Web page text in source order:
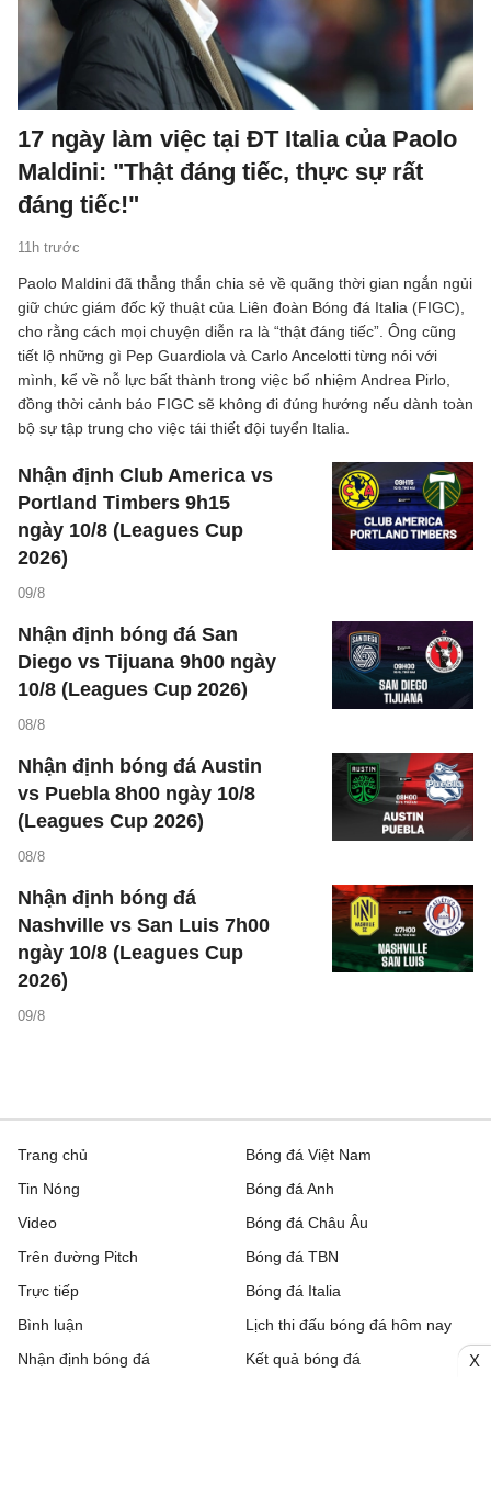
17 ngày làm việc tại ĐT Italia của Paolo
Maldini: "Thật đáng tiếc, thực sự rất
đáng tiếc!"
11h trước
Paolo Maldini đã thẳng thắn chia sẻ về quãng thời gian ngắn ngủi
giữ chức giám đốc kỹ thuật của Liên đoàn Bóng đá Italia (FIGC),
cho rằng cách mọi chuyện diễn ra là “thật đáng tiếc”. Ông cũng
tiết lộ những gì Pep Guardiola và Carlo Ancelotti từng nói với
mình, kể về nỗ lực bất thành trong việc bổ nhiệm Andrea Pirlo,
đồng thời cảnh báo FIGC sẽ không đi đúng hướng nếu dành toàn
bộ sự tập trung cho việc tái thiết đội tuyển Italia.
Nhận định Club America vs
Portland Timbers 9h15
ngày 10/8 (Leagues Cup
2026)
09/8
Nhận định bóng đá San
Diego vs Tijuana 9h00 ngày
10/8 (Leagues Cup 2026)
08/8
Nhận định bóng đá Austin
vs Puebla 8h00 ngày 10/8
(Leagues Cup 2026)
08/8
Nhận định bóng đá
Nashville vs San Luis 7h00
ngày 10/8 (Leagues Cup
2026)
09/8
Trang chủ
Tin Nóng
Video
Trên đường Pitch
Trực tiếp
Bóng đá Việt Nam
Bóng đá Anh
Bóng đá Châu Âu
Bóng đá TBN
Bóng đá Italia
Bình luận
Nhận định bóng đá
Lịch thi đấu bóng đá hôm nay
Kết quả bóng đá
X